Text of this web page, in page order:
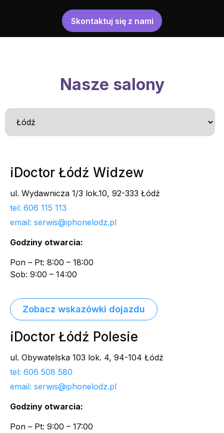
Skontaktuj się z nami
Nasze salony
iDoctor Łódź Widzew
ul. Wydawnicza 1/3 lok.10, 92-333 Łódź
tel: 606 115 113
email: serwis@iphonelodz.pl
Godziny otwarcia:
Pon – Pt: 8:00 – 18:00
Sob: 9:00 – 14:00
Zobacz wskazówki dojazdu
iDoctor Łódź Polesie
ul. Obywatelska 103 lok. 4, 94-104 Łódź
tel: 606 508 580
email: serwis@iphonelodz.pl
Godziny otwarcia:
Pon – Pt: 9:00 – 17:00